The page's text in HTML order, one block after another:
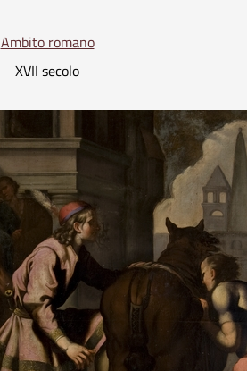
Ambito romano
XVII secolo